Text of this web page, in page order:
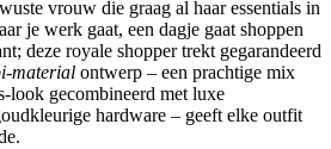
vrouw die graag al haar essentials in
je werk gaat, een dagje gaat shoppen
deze royale shopper trekt gegarandeerd
material ontwerp – een prachtige mix
look gecombineerd met luxe
hardware – geeft elke outfit